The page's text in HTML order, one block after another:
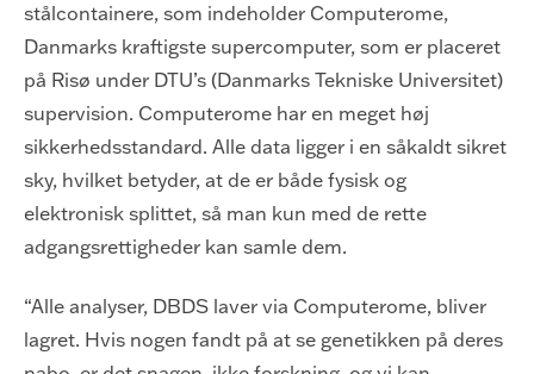
stålcontainere, som indeholder Computerome,
Danmarks kraftigste supercomputer, som er placeret
på Risø under DTU’s (Danmarks Tekniske Universitet)
supervision. Computerome har en meget høj
sikkerhedsstandard. Alle data ligger i en såkaldt sikret
sky, hvilket betyder, at de er både fysisk og
elektronisk splittet, så man kun med de rette
adgangsrettigheder kan samle dem.
“Alle analyser, DBDS laver via Computerome, bliver
lagret. Hvis nogen fandt på at se genetikken på deres